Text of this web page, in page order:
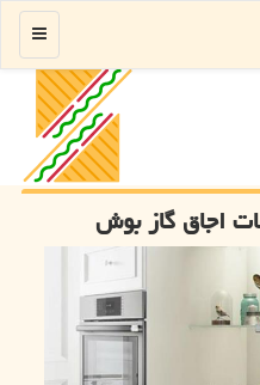
منو
اجاق گاز بوش